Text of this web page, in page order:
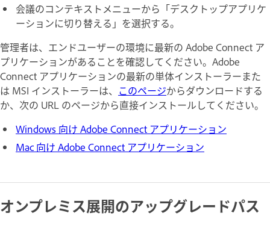
会議のコンテキストメニューから「デスクトップアプリケ
ーションに切り替える」を選択する。
管理者は、エンドユーザーの環境に最新の Adobe Connect ア
プリケーションがあることを確認してください。Adobe
Connect アプリケーションの最新の単体インストーラーまた
は MSI インストーラーは、 このページからダウンロードする
か、次の URL のページから直接インストールしてください。
Windows 向け Adobe Connect アプリケーション
Mac 向け Adobe Connect アプリケーション
オンプレミス展開のアップグレードパス